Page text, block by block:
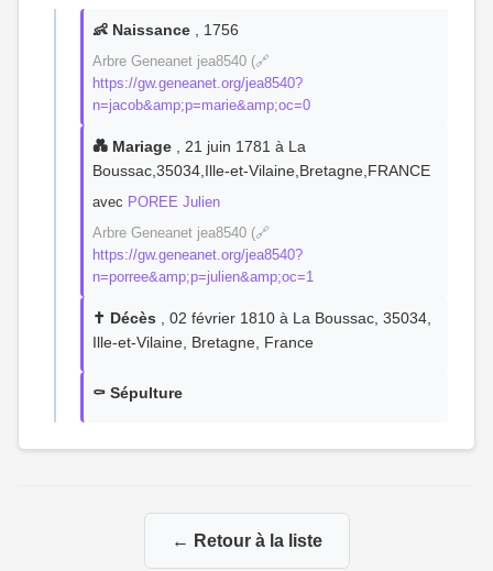
👶 Naissance , 1756
Arbre Geneanet jea8540 (🔗
https://gw.geneanet.org/jea8540?
n=jacob&amp;p=marie&amp;oc=0
💑 Mariage , 21 juin 1781 à La
Boussac,35034,Ille-et-Vilaine,Bretagne,FRANCE
avec POREE Julien
Arbre Geneanet jea8540 (🔗
https://gw.geneanet.org/jea8540?
n=porree&amp;p=julien&amp;oc=1
✝️ Décès , 02 février 1810 à La Boussac, 35034,
Ille-et-Vilaine, Bretagne, France
⚰️ Sépulture
← Retour à la liste